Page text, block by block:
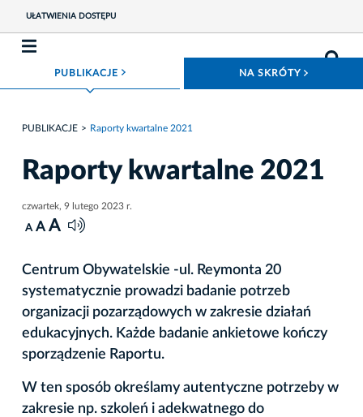
UŁATWIENIA DOSTĘPU
PUBLIKACJE ROZWIŃ MENU NA SKRÓTY
PUBLIKACJE Raporty kwartalne 2021
Raporty kwartalne 2021
czwartek, 9 lutego 2023 r.
A A A
Centrum Obywatelskie -ul. Reymonta 20
systematycznie prowadzi badanie potrzeb
organizacji pozarządowych w zakresie działań
edukacyjnych. Każde badanie ankietowe kończy
sporządzenie Raportu.
W ten sposób określamy autentyczne potrzeby w
zakresie np. szkoleń i adekwatnego do